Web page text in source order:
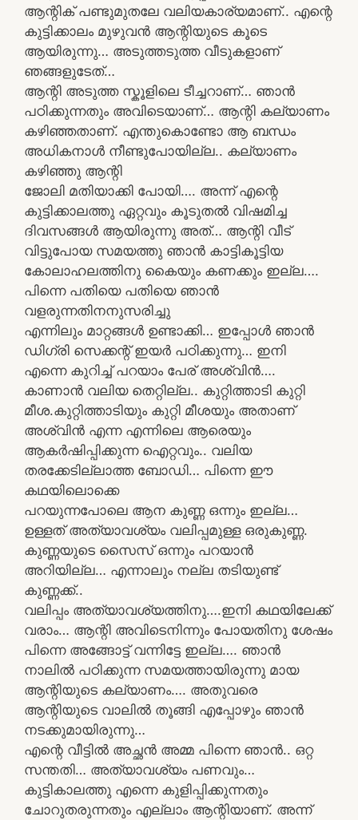
ആന്റിക് പണ്ടുമുതലേ വലിയകാര്യമാണ്.. എന്റെ
കുട്ടിക്കാലം മുഴുവൻ ആന്റിയുടെ കൂടെ
ആയിരുന്നു… അടുത്തടുത്ത വീടുകളാണ്
ഞങ്ങളുടേത്…
ആന്റി അടുത്ത സ്കൂളിലെ ടീച്ചറാണ്… ഞാൻ
പഠിക്കുന്നതും അവിടെയാണ്… ആന്റി കല്യാണം
കഴിഞ്ഞതാണ്. എന്തുകൊണ്ടോ ആ ബന്ധം
അധികനാൾ നീണ്ടുപോയില്ല.. കല്യാണം
കഴിഞ്ഞു ആന്റി
ജോലി മതിയാക്കി പോയി…. അന്ന് എന്റെ
കുട്ടിക്കാലത്തു ഏറ്റവും കൂടുതൽ വിഷമിച്ച
ദിവസങ്ങൾ ആയിരുന്നു അത്… ആന്റി വീട്
വിട്ടുപോയ സമയത്തു ഞാൻ കാട്ടികൂട്ടിയ
കോലാഹലത്തിനു കൈയും കണക്കും ഇല്ല….
പിന്നെ പതിയെ പതിയെ ഞാൻ
വളരുന്നതിനനുസരിച്ചു
എന്നിലും മാറ്റങ്ങൾ ഉണ്ടാക്കി… ഇപ്പോൾ ഞാൻ
ഡിഗ്രി സെക്കന്റ്‌ ഇയർ പഠിക്കുന്നു… ഇനി
എന്നെ കുറിച്ച് പറയാം പേര് അശ്വിൻ….
കാണാൻ വലിയ തെറ്റില്ല.. കുറ്റിത്താടി കുറ്റി
മീശ.കുറ്റിത്താടിയും കുറ്റി മീശയും അതാണ്
അശ്വിൻ എന്ന എന്നിലെ ആരെയും
ആകർഷിപ്പിക്കുന്ന ഐറ്റവും.. വലിയ
തരക്കേടില്ലാത്ത ബോഡി… പിന്നെ ഈ
കഥയിലൊക്കെ
പറയുന്നപോലെ ആന കുണ്ണ ഒന്നും ഇല്ല…
ഉള്ളത് അത്യാവശ്യം വലിപ്പമുള്ള ഒരുകുണ്ണ.
കുണ്ണയുടെ സൈസ് ഒന്നും പറയാൻ
അറിയില്ല… എന്നാലും നല്ല തടിയുണ്ട്
കുണ്ണക്ക്..
വലിപ്പം അത്യാവശ്യത്തിനു….ഇനി കഥയിലേക്ക്‌
വരാം… ആന്റി അവിടെനിന്നും പോയതിനു ശേഷം
പിന്നെ അങ്ങോട്ട്‌ വന്നിട്ടേ ഇല്ല…. ഞാൻ
നാലിൽ പഠിക്കുന്ന സമയത്തായിരുന്നു മായ
ആന്റിയുടെ കല്യാണം…. അതുവരെ
ആന്റിയുടെ വാലിൽ തൂങ്ങി എപ്പോഴും ഞാൻ
നടക്കുമായിരുന്നു…
എന്റെ വീട്ടിൽ അച്ഛൻ അമ്മ പിന്നെ ഞാൻ.. ഒറ്റ
സന്തതി… അത്യാവശ്യം പണവും…
കുട്ടികാലത്തു എന്നെ കുളിപ്പിക്കുന്നതും
ചോറുതരുന്നതും എല്ലാം ആന്റിയാണ്. അന്ന്